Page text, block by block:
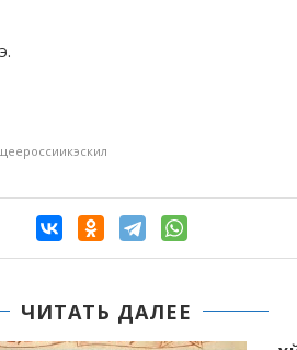
ЧИТАТЬ ДАЛЕЕ